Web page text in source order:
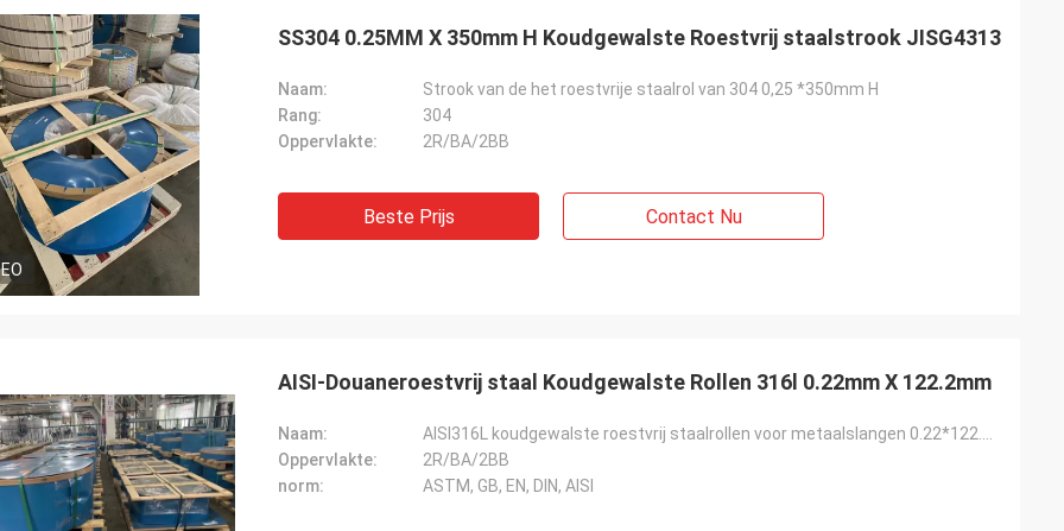
SS304 0.25MM X 350mm H Koudgewalste Roestvrij staalstrook JISG4313
Naam:
Strook van de het roestvrije staalrol van 304 0,25 *350mm H
Rang:
304
Oppervlakte:
2R/BA/2BB
Beste Prijs Contact Nu
AISI-Douaneroestvrij staal Koudgewalste Rollen 316l 0.22mm X 122.2mm
Naam:
Oppervlakte:
2R/BA/2BB
norm:
ASTM, GB, EN, DIN, AISI